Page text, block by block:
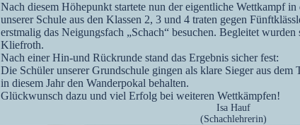
Nach diesem Höhepunkt startete nun der eigentliche Wettkampf in
unserer Schule aus den Klassen 2, 3 und 4 traten gegen
erstmalig das Neigungsfach „Schach“ besuchen. Begleitet
Kliefroth.
Nach einer Hin-und Rückrunde stand das Ergebnis sicher fest:
Die Schüler unserer Grundschule gingen als klare Sieger aus
in diesem Jahr den Wanderpokal behalten.
Glückwunsch dazu und viel Erfolg bei weiteren Wettkämpfen!
Isa Hauf
(Schachlehrerin)